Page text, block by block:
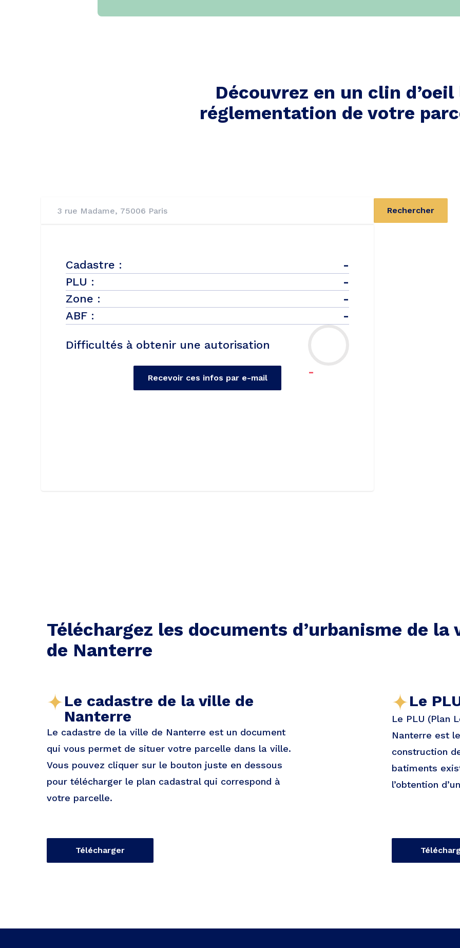
Découvrez en un clin d’oeil
réglementation de votre
Rechercher
Cadastre :
-
PLU :
-
Zone :
-
ABF :
-
Difficultés à obtenir une autorisation
-
Recevoir ces infos par e-mail
Téléchargez les documents d’urbanisme de la
de Nanterre
Le cadastre de la ville de
Nanterre
Le cadastre de la ville de Nanterre est un document
qui vous permet de situer votre parcelle dans la ville.
Vous pouvez cliquer sur le bouton juste en dessous
pour télécharger le plan cadastral qui correspond à
votre parcelle.
Télécharger
Le
Le PLU (Plan
Nanterre est
construction
batiments
l’obtention